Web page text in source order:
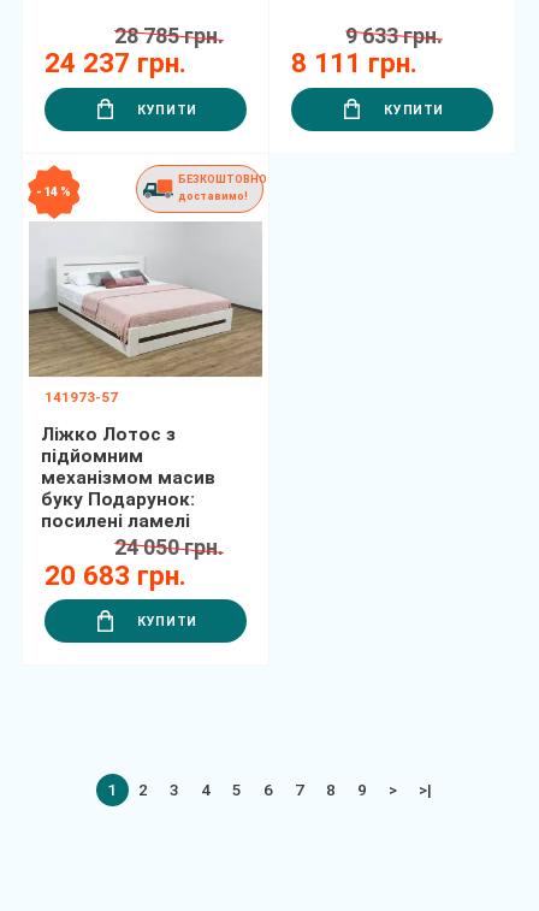
24 237 грн.
28 785 грн.
КУПИТИ
8 111 грн.
9 633 грн.
КУПИТИ
- 14 %
БЕЗКОШТОВНО
доставимо!
141973-57
Ліжко Лотос з
підйомним
механізмом масив
буку Подарунок:
посилені ламелі
20 683 грн.
24 050 грн.
КУПИТИ
1 2 3 4 5 6 7 8 9 > >|